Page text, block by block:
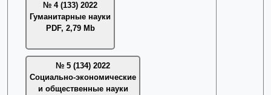
№ 4 (133) 2022
Гуманитарные науки
PDF, 2,79 Mb
№ 5 (134) 2022
Социально-экономические
и общественные науки